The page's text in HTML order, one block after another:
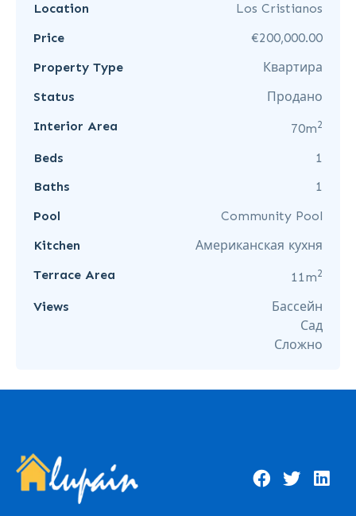
Location
Los Cristianos
Price
€200,000.00
Property Type
Квартира
Status
Продано
Interior Area
70m2
Beds
1
Baths
1
Pool
Community Pool
Kitchen
Американская кухня
Terrace Area
11m2
Views
Бассейн
Сад
Сложно